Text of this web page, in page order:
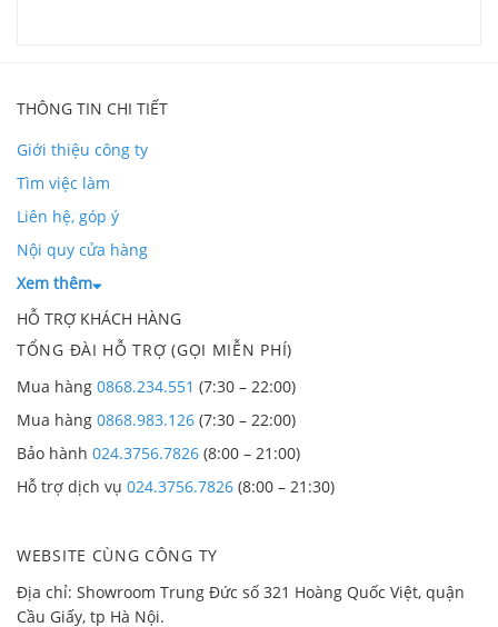
THÔNG TIN CHI TIẾT
Giới thiệu công ty
Tìm việc làm
Liên hệ, góp ý
Nội quy cửa hàng
Xem thêm
HỖ TRỢ KHÁCH HÀNG
TỔNG ĐÀI HỖ TRỢ (GỌI MIỄN PHÍ)
Mua hàng 0868.234.551 (7:30 – 22:00)
Mua hàng 0868.983.126 (7:30 – 22:00)
Bảo hành 024.3756.7826 (8:00 – 21:00)
Hỗ trợ dịch vụ 024.3756.7826 (8:00 – 21:30)
WEBSITE CÙNG CÔNG TY
Địa chỉ: Showroom Trung Đức số 321 Hoàng Quốc Việt, quận
Cầu Giấy, tp Hà Nội.